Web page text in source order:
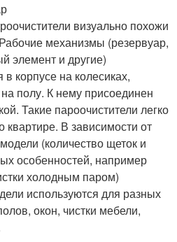
визуально похожи
механизмы (резервуар,
элемент и другие)
в корпусе на колесиках,
полу. К нему присоединен
Такие пароочистители легко
квартире. В зависимости от
(количество щеток и
особенностей, например
холодным паром)
используются для разных
окон, чистки мебели,